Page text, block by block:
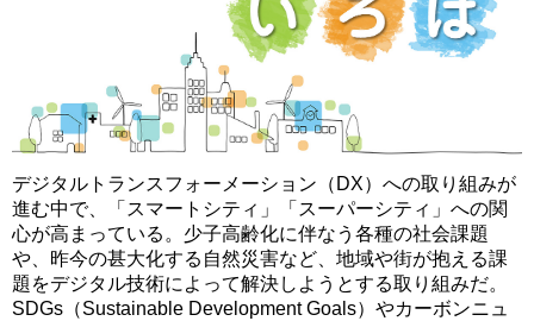
デジタルトランスフォーメーション（DX）への取り組みが
進む中で、「スマートシティ」「スーパーシティ」への関
心が高まっている。少子高齢化に伴なう各種の社会課題
や、昨今の甚大化する自然災害など、地域や街が抱える課
題をデジタル技術によって解決しようとする取り組みだ。
SDGs（Sustainable Development Goals）やカーボンニュ